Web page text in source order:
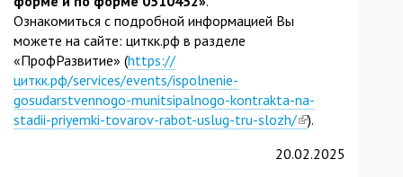
Ознакомиться с подробной информацией Вы
можете на сайте: циткк.рф в разделе
«ПрофРазвитие» (https://
циткк.рф/services/events/ispolnenie-
gosudarstvennogo-munitsipalnogo-kontrakta-na-
stadii-priyemki-tovarov-rabot-uslug-tru-slozh/(link
external)
).
20.02.2025